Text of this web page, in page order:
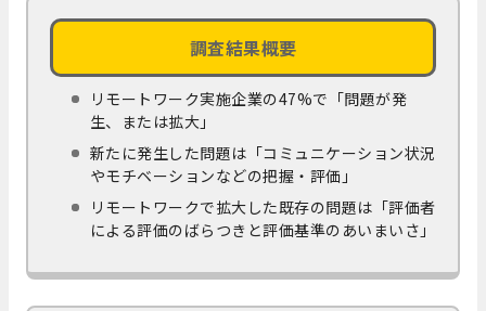
調査結果概要
リモートワーク実施企業の47%で「問題が発
生、または拡大」
新たに発生した問題は「コミュニケーション状況
やモチベーションなどの把握・評価」
リモートワークで拡大した既存の問題は「評価者
による評価のばらつきと評価基準のあいまいさ」